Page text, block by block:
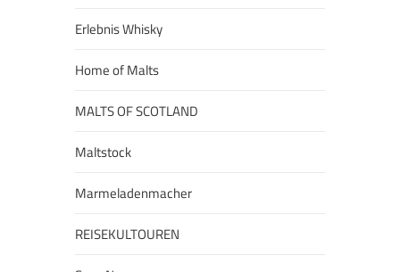
Erlebnis Whisky
Home of Malts
MALTS OF SCOTLAND
Maltstock
Marmeladenmacher
REISEKULTOUREN